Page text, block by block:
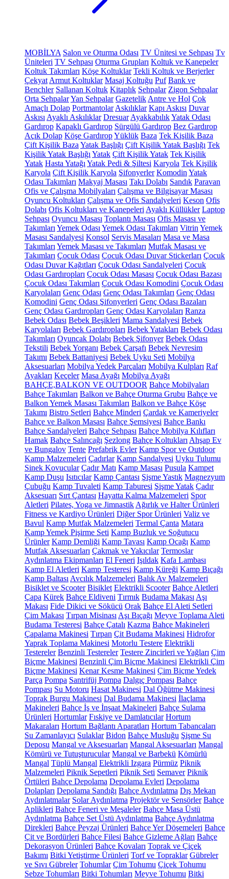
MOBİLYA Salon ve Oturma Odası TV Ünitesi ve Sehpası Tv
Üniteleri TV Sehpası Oturma Grupları Koltuk ve Kanepeler
Koltuk Takımları Köşe Koltuklar Tekli Koltuk ve Berjerler
Çekyat Armut Koltuklar Masaj Koltuğu Puf Bank ve
Benchler Sallanan Koltuk Kitaplık Sehpalar Zigon Sehpalar
Orta SehpalarYan Sehpalar Gazetelik Antre ve Hol Çok
Amaçlı Dolap Portmantolar Askılıklar Kapı Askısı Duvar
Askısı Ayaklı Askılıklar Dresuar AyakkabılıkYatak Odası
Gardırop Kapaklı Gardırop Sürgülü Gardırop Bez Gardırop
Açık Dolap Köşe GardıropYüklük Baza Tek Kişilik Baza
Çift Kişilik Baza Yatak Başlığı Çift Kişilik Yatak Başlığı Tek
Kişilik Yatak Başlığı Yatak Çift Kişilik Yatak Tek Kişilik
Yatak Hasta Yatağı Yatak Pedi & Şiltesi Karyola Tek Kişilik
Karyola Çift Kişilik Karyola Şifonyerler Komodin Yatak
Odası Takımları Makyaj Masası Takı Dolabı Sandık Paravan
Ofis ve Çalışma Mobilyaları Çalışma ve Bilgisayar Masası
Oyuncu Koltukları Çalışma ve Ofis Sandalyeleri Keson Ofis
Dolabı Ofis Koltukları ve Kanepeleri Ayaklı Küllükler Laptop
Sehpası Oyuncu Masası Toplantı Masası Ofis Masası ve
Takımları Yemek Odası Yemek Odası Takımları Vitrin Yemek
Masası Sandalyesi Konsol Servis Masaları Masa ve Masa
Takımları Yemek Masası ve Takımları Mutfak Masası ve
Takımları Çocuk Odası Çocuk Odası Duvar Stickerları Çocuk
Odası Duvar Kağıtları Çocuk Odası Sandalyeleri Çocuk
Odası Gardıropları Çocuk Odası Masası Çocuk Odası Bazası
Çocuk Odası Takımları Çocuk Odası Komodini Çocuk Odası
Karyolaları Genç Odası Genç Odası Takımları Genç Odası
Komodini Genç Odası Şifonyerleri Genç Odası Bazaları
Genç Odası Gardıropları Genç Odası Karyolaları Ranza
Bebek Odası Bebek Beşikleri Mama Sandalyesi Bebek
Karyolaları Bebek Gardıropları Bebek Yatakları Bebek Odası
Takımları Oyuncak Dolabı Bebek Şifonyer Bebek Odası
Tekstili Bebek Yorganı Bebek Çarşafı Bebek Nevresim
Takımı Bebek Battaniyesi Bebek Uyku Seti Mobilya
Aksesuarları Mobilya Yedek Parçaları Mobilya Kulpları Raf
Ayakları Keçeler Masa Ayağı Mobilya Ayağı
BAHÇE,BALKON VE OUTDOOR Bahçe Mobilyaları
Bahçe Takımları Balkon ve Bahçe Oturma Grubu Bahçe ve
Balkon Yemek Masası Takımları Balkon ve Bahçe Köşe
Takımı Bistro Setleri Bahçe Minderi Çardak ve Kameriyeler
Bahçe ve Balkon Masası Bahçe Şemsiyesi Bahçe Bankı
Bahçe Sandalyeleri Bahçe Sehpası Bahçe Mobilya Kılıfları
Hamak Bahçe Salıncağı Şezlong Bahçe Koltukları Ahşap Ev
ve Bungalov Tente Prefabrik Evler Kamp Spor ve Outdoor
Kamp Malzemeleri Çadırlar Kamp Sandalyesi Uyku Tulumu
Sinek Kovucular Çadır Matı Kamp Masası Pusula Kampet
Kamp Duşu Isıtıcılar Kamp Çantası Şişme Yastık Magnezyum
Çubuğu Kamp Tuvaleti Kamp Taburesi Şişme Yatak Çadır
Aksesuarı Sırt Çantası Hayatta Kalma Malzemeleri Spor
Aletleri Pilates, Yoga ve Jimnastik Ağırlık ve Halter Ürünleri
Fitness ve Kardiyo Ürünleri Diğer Spor Ürünleri Valiz ve
Bavul Kamp Mutfak Malzemeleri Termal Çanta Matara
Kamp Yemek Pişirme Seti Kamp Buzluk ve Soğutucu
Ürünler Kamp Demliği Kamp Tavası Kamp Ocağı Kamp
Mutfak Aksesuarları Çakmak ve Yakıcılar Termoslar
Aydınlatma Ekipmanları El Feneri Işıldak Kafa Lambası
Kamp El Aletleri Kamp Testeresi Kamp Küreği Kamp Bıçağı
Kamp Baltası Avcılık Malzemeleri Balık Av Malzemeleri
Bisiklet ve Scooter Bisiklet Elektrikli Scooter Bahçe Aletleri
Çapa Kürek Bahçe Eldiveni Tırmık Budama Makası Aşı
Makası Fide Dikici ve Sökücü Orak Bahçe El Aleti Setleri
Çim Makası Tırpan Misinası Aşı Bıçağı Meyve Toplama Aleti
Budama Testeresi Bahçe Çatalı Kazma Bahçe Makineleri
Çapalama Makinesi Tırpan Çit Budama Makinesi Hidrofor
Yaprak Toplama Makinesi Motorlu Testere Elektrikli
Testereler Benzinli Testereler Testere Zincirleri ve Yağları Çim
Biçme Makinesi Benzinli Çim Biçme Makinesi Elektrikli Çim
Biçme Makinesi Kenar Kesme Makinesi Çim Biçme Yedek
Parça Pompa Santrifüj Pompa Dalgıç Pompası Bahçe
Pompası Su Motoru Hasat Makinesi Dal Öğütme Makinesi
Toprak Burgu Makinesi Dal Budama Makinesi İlaçlama
Makineleri Bahçe İş ve İnşaat Makineleri Bahçe Sulama
Ürünleri Hortumlar Fıskiye ve Damlatıcılar Hortum
Makaraları Hortum Bağlantı Aparatları Hortum Tabancaları
Su Zamanlayıcı Sulaklar Bidon Bahçe Musluğu Şişme Su
Deposu Mangal ve Aksesuarları Mangal Aksesuarları Mangal
Kömürü ve Tutuşturucular Mangal ve Barbekü Kömürlü
Mangal Tüplü Mangal Elektrikli Izgara Pürmüz Piknik
Malzemeleri Piknik Sepetleri Piknik Seti Semaver Piknik
Örtüleri Bahçe Depolama Depolama Evleri Depolama
Dolapları Depolama Sandığı Bahçe Aydınlatma Dış Mekan
Aydınlatmalar Solar Aydınlatma Projektör ve Sensörler Bahçe
Aplikleri Bahçe Feneri ve Meşaleler Bahçe Masa Üstü
Aydınlatma Bahçe Set Üstü Aydınlatma Bahçe Aydınlatma
Direkleri Bahçe Peyzaj Ürünleri Bahçe Yer Döşemeleri Bahçe
Çit ve Bordürleri Bahçe Filesi Bahçe Gizleme Ağları Bahçe
Dekorasyon Ürünleri Bahçe Kovaları Toprak ve Çiçek
Bakımı Bitki Yetiştirme Ürünleri Torf ve Topraklar Gübreler
ve Sıvı Gübreler Tohumlar Çim Tohumu Çiçek Tohumu
Sebze Tohumları Bitki Tohumları Meyve Tohumu Bitki